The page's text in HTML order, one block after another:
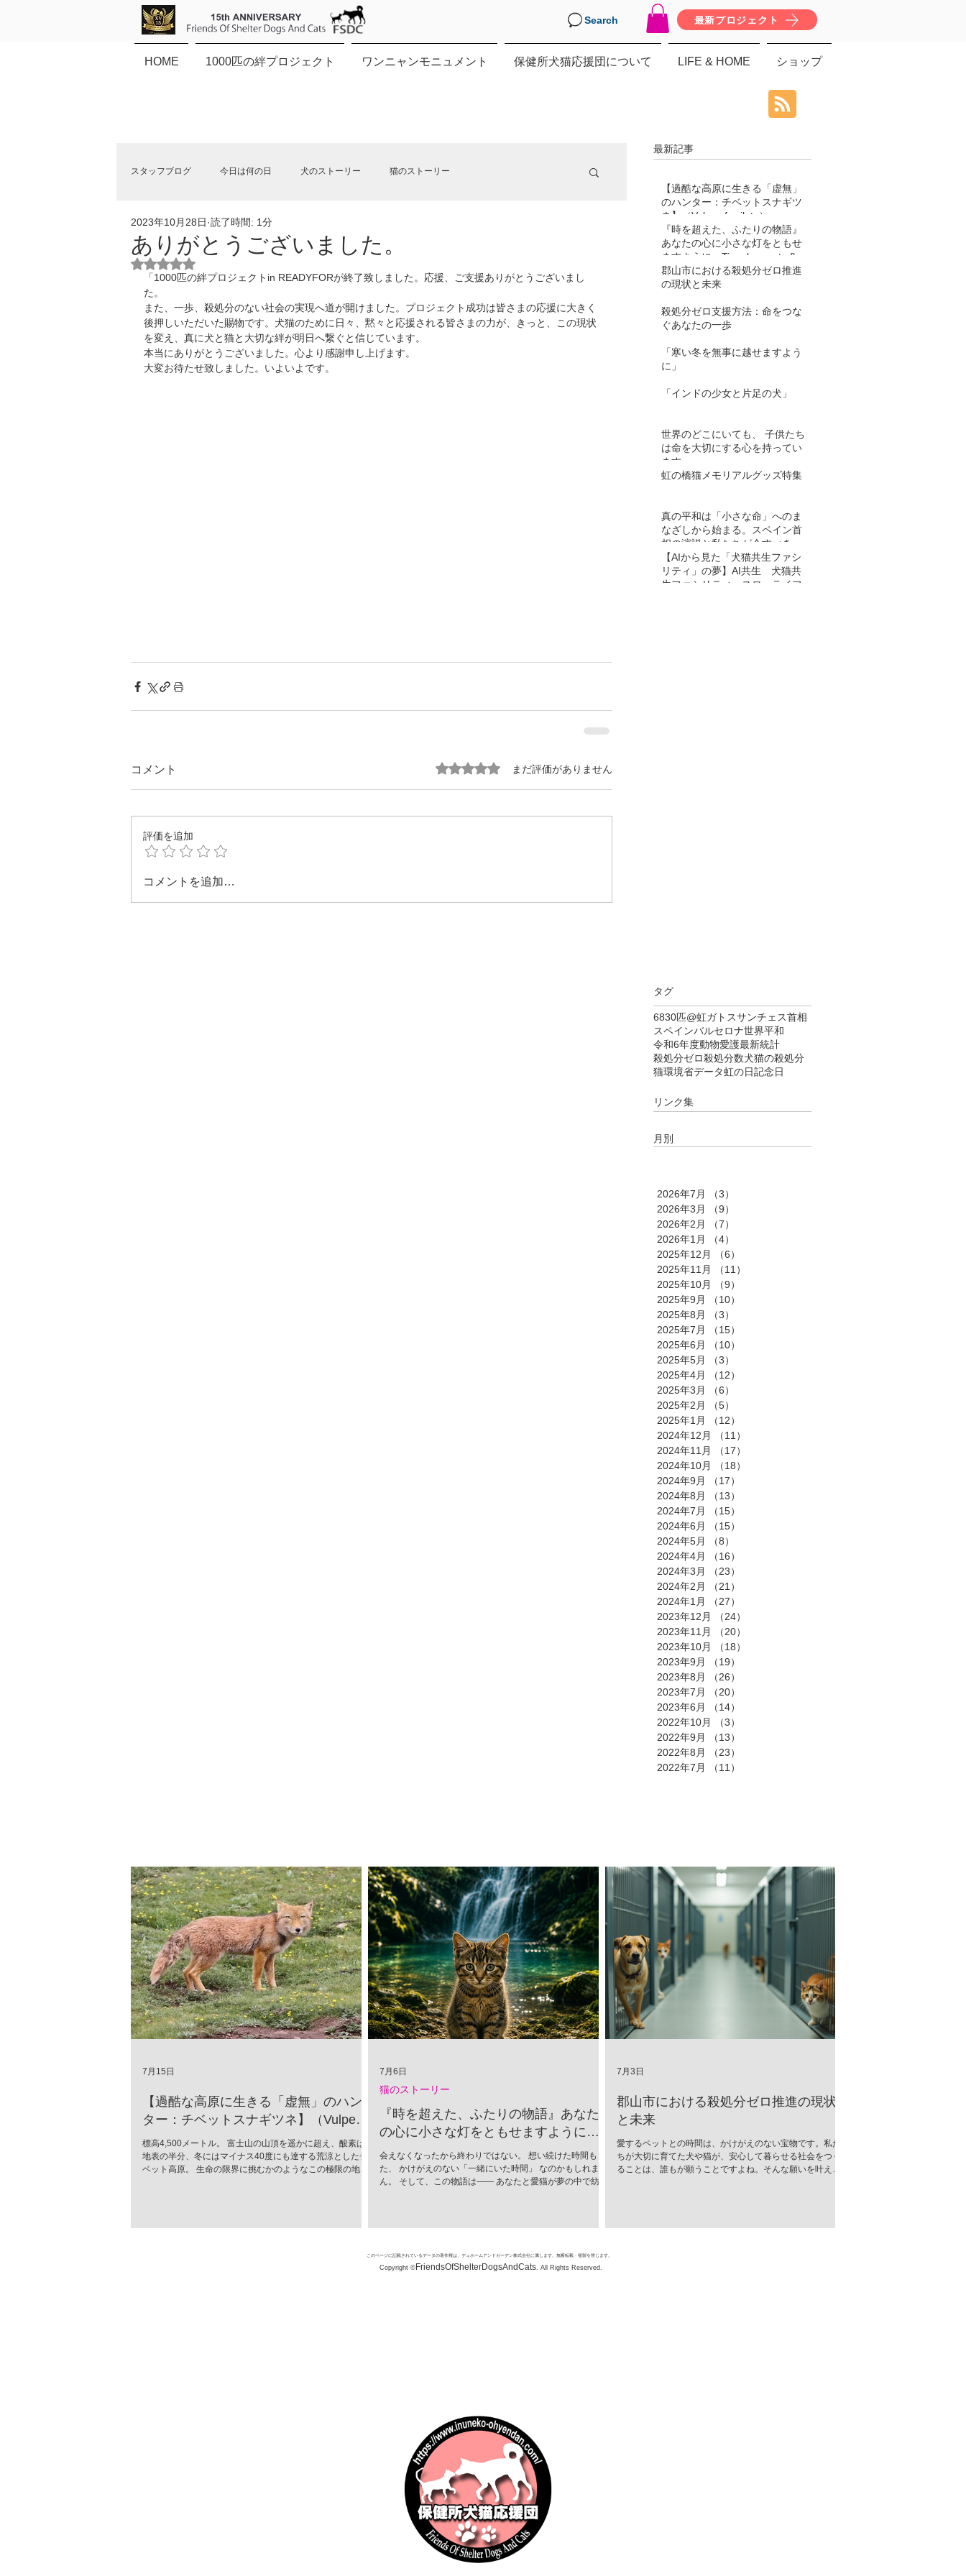
Search 最新プロジェクト
HOME 1000匹の絆プロジェクト ワンニャンモニュメント 保健所犬猫応援団について LIFE & HOME ショップ
スタッフブログ 今日は何の日 犬のストーリー 猫のストーリー
保健所犬猫応援団NEWS
ありがとうございました。
2023年10月28日 読了時間: 1分
5つ星のうちNaNと評価されています。
「1000匹の絆プロジェクトin READYFORが終了致しました。応援、ご支援ありがとうございまし
た。
また、一歩、殺処分のない社会の実現へ道が開けました。プロジェクト成功は皆さまの応援に大きく
後押しいただいた賜物です。犬猫のために日々、黙々と応援される皆さまの力が、きっと、この現状
を変え、真に犬と猫と大切な絆が明日へ繋ぐと信じています。
本当にありがとうございました。心より感謝申し上げます。
大変お待たせ致しました。いよいよです。
コメント 5つ星のうち0と評価されています。
まだ評価がありません
評価を追加
コメントを追加…
最新記事
【過酷な高原に生きる「虚無」
のハンター：チベットスナギツ
ネ】（Vulpes ferrilata）
『時を超えた、ふたりの物語』
あなたの心に小さな灯をともせ
ますように。Time began to flow
again
郡山市における殺処分ゼロ推進
の現状と未来
殺処分ゼロ支援方法：命をつな
ぐあなたの一歩
「寒い冬を無事に越せますよう
に」
「インドの少女と片足の犬」
世界のどこにいても、 子供たち
は命を大切にする心を持ってい
ます。
虹の橋猫メモリアルグッズ特集
真の平和は「小さな命」へのま
なざしから始まる。スペイン首
相の演説と私たちが今すべきこ
と【AIから見た「犬猫共生ファシ
リティ」の夢】AI共生 犬猫共
生ファシリティ スローライフ
タグ
6830匹@虹ガトスサンチェス首相
スペインバルセロナ世界平和
令和6年度動物愛護最新統計
殺処分ゼロ殺処分数犬猫の殺処分
猫環境省データ虹の日記念日
リンク集
月別
2026年7月 （3）
2026年3月
（9）
2026年2月
（7）
2026年1月
（4）
2025年12月
（6）
2025年11月
（11）
2025年10月
（9）
2025年9月
（10）
2025年8月
（3）
2025年7月
（15）
2025年6月
（10）
2025年5月
（3）
2025年4月
（12）
2025年3月
（6）
2025年2月
（5）
2025年1月
（12）
2024年12月
（11）
2024年11月
（17）
2024年10月
（18）
2024年9月
（17）
2024年8月
（13）
2024年7月
（15）
2024年6月
（15）
2024年5月
（8）
2024年4月
（16）
2024年3月
（23）
2024年2月
（21）
2024年1月
（27）
2023年12月
（24）
2023年11月
（20）
2023年10月
（18）
2023年9月
（19）
2023年8月
（26）
2023年7月
（20）
2023年6月
（14）
2022年10月
（3）
2022年9月
（13）
2022年8月
（23）
2022年7月
（11）
【過酷な高原に生きる「虚無」のハン
ター：チベットスナギツネ】（Vulpes
ferrilata）
標高4,500メートル。 富士山の山頂を遥かに超え、酸素は
地表の半分、冬にはマイナス40度にも達する荒涼としたチ
ベット高原。 生命の限界に挑むかのようなこの極限の地
の究極のデザイン」なのです。 特徴的な四角い顔は、決し
7月15日
『時を超えた、ふたりの物語』あなた
の心に小さな灯をともせますように。
Time began to flow again
会えなくなったから終わりではない。 想い続けた時間もま
た、 かけがえのない「一緒にいた時間」 なのかもしれませ
ん。 そして、この物語は―― あなたと愛猫が夢の中で紡い
猫のストーリー
7月6日
郡山市における殺処分ゼロ推進の現状
と未来
愛するペットとの時間は、かけがえのない宝物です。私た
ちが大切に育てた犬や猫が、安心して暮らせる社会をつく
ることは、誰もが願うことですよね。そんな願いを叶える
7月3日
このページに記載されているデータの著作権は、デュホームアンドガーデン株式会社に属します。無断転載・複製を禁じます。
Copyright ©FriendsOfShelterDogsAndCats. All Rights Reserved.